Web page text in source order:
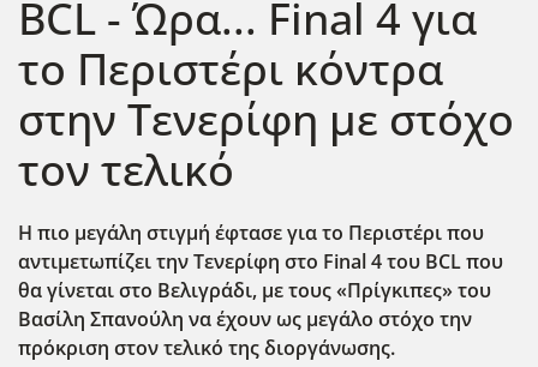
BCL - Ώρα... Final 4 για
το Περιστέρι κόντρα
στην Τενερίφη με στόχο
τον τελικό
Η πιο μεγάλη στιγμή έφτασε για το Περιστέρι που
αντιμετωπίζει την Τενερίφη στο Final 4 του BCL που
θα γίνεται στο Βελιγράδι, με τους «Πρίγκιπες» του
Βασίλη Σπανούλη να έχουν ως μεγάλο στόχο την
πρόκριση στον τελικό της διοργάνωσης.